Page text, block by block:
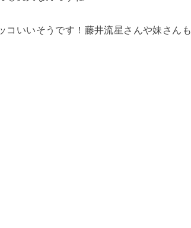
いいそうです！藤井流星さんや妹さんも